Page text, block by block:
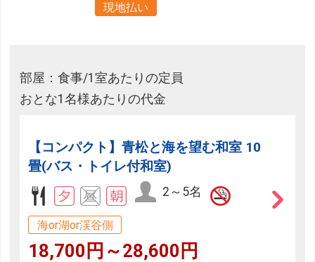
現地払い
部屋：食事/1室あたりの定員
おとな1名様あたりの代金
【コンパクト】青松と海を望む和室 10
畳(バス・トイレ付和室)
2～5名
海or湖or渓谷側
18,700円～28,600円